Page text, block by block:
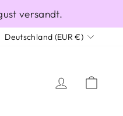
versandt.
Deutschland (EUR €)